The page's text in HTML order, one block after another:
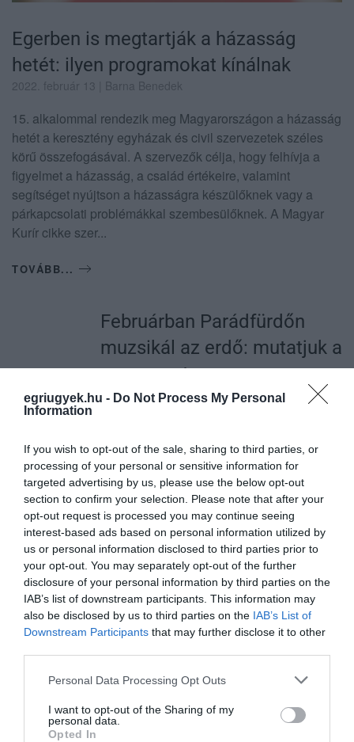
egriugyek.hu - Do Not Process My Personal
Information
If you wish to opt-out of the sale, sharing to third parties, or
processing of your personal or sensitive information for
targeted advertising by us, please use the below opt-out
section to confirm your selection. Please note that after your
opt-out request is processed you may continue seeing
interest-based ads based on personal information utilized by
us or personal information disclosed to third parties prior to
your opt-out. You may separately opt-out of the further
disclosure of your personal information by third parties on the
IAB’s list of downstream participants. This information may
also be disclosed by us to third parties on the IAB’s List of
Downstream Participants that may further disclose it to other
Please note that this website/app uses one or more Google
not limited to your visit or usage behaviour. You may click to
grant or deny consent to Google and its third-party tags to
Personal Data Processing Opt Outs
I want to opt-out of the Sharing of my
personal data.
Opted In
Egerben is megtartják a házasság
hetét: ilyen programokat kínálnak
2022. február 13 | Barna Benedek
15. alkalommal rendezik meg Magyarországon a házasság
hetét a keresztény egyházak és civil szervezetek széles
körű összefogásával. A szervezők célja, hogy felhívja a
figyelmet a házasság, a család értékeire, valamint
segítséget nyújtson a házasságra készülőknek vagy a
párkapcsolati problémákkal szembesülőknek. A Magyar
Kurír cikke szer...
TOVÁBB...
Februárban Parádfürdőn
muzsikál az erdő: mutatjuk a
programot
2022. február 06| Barna Benedek
koncertekkel és akadályversennyel is várja
az érdeklődőket a Muzsikál az erdő
rendezvénysorozat – adta hírül az MTI. A
pr...
TOVÁBB...
Hétvégén kezdődik az Eger
Advent – Mutatjuk a
programkínálatot!
2021. november 24| Barna Benedek
2021. november 27. és december 24.
programsorsorozatát. A beharangozó